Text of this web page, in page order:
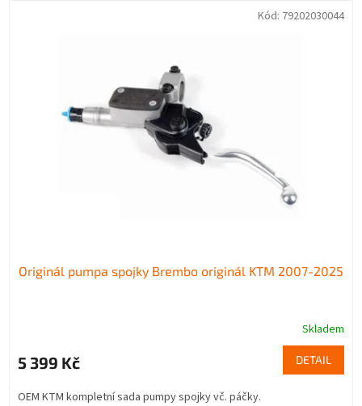
Originál pumpa spojky Brembo originál KTM 2007-2025
produktu
3,7
Skladem
5 399 Kč DETAIL
OEM KTM kompletní sada pumpy spojky vč. páčky.
Kód: 79202030044